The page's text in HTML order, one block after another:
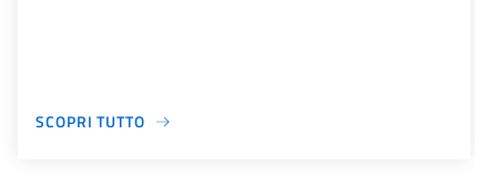
SCOPRI TUTTO